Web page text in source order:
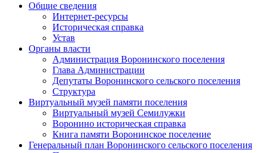
Общие сведения
Интернет-ресурсы
Историческая справка
Устав
Органы власти
Администрация Воронинского поселения
Глава Администрации
Депутаты Воронинского сельского поселения
Структура
Виртуальный музей памяти поселения
Виртуальный музей Семилужки
Воронино историческая справка
Книга памяти Воронинское поселение
Генеральный план Воронинского сельского поселения